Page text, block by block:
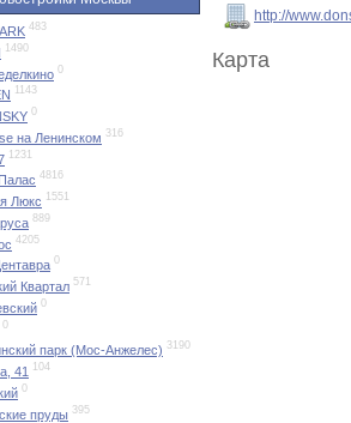
483
1490
0
1143
0
на Ленинском 316
1231
4816
Люкс 1551
889
4205
0
Квартал 571
0
0
парк (Мос-Анжелес) 3190
41 104
0
пруды 395
http://
Карта